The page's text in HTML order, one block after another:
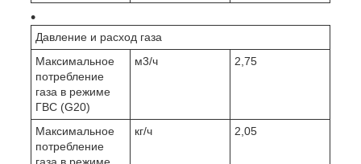
Давление и расход газа
Максимальное
потребление
газа в режиме
ГВС (G20)
м3/ч 2,75
Максимальное
потребление
кг/ч 2,05